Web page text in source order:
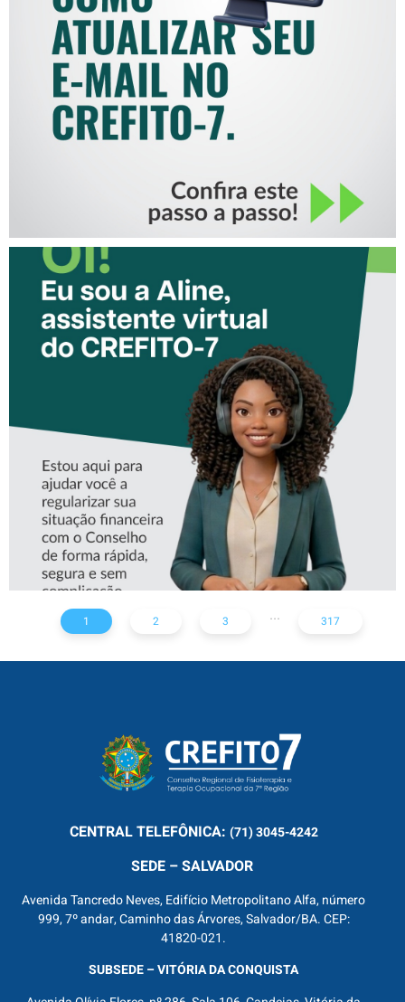
COMO ATUALIZAR SEU E-
MAIL NO CREFITO-7
CONHEÇA A ‘ALINE’,
ASSISTENTE VIRTUAL DO
CREFITO-7
1 2 3 ... 317
CENTRALTELEFÔNICA: (71) 3045-4242
SEDE – SALVADOR
Avenida Tancredo Neves, Edifício Metropolitano Alfa, número
999, 7º andar, Caminho das Árvores, Salvador/BA. CEP:
41820-021.
SUBSEDE – VITÓRIA DA CONQUISTA